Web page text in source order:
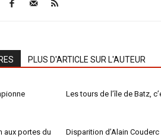
PLUS D'ARTICLE SUR L'AUTEUR
Les tours de l’île de Batz,
aux portes du
Disparition d’Alain Couderc